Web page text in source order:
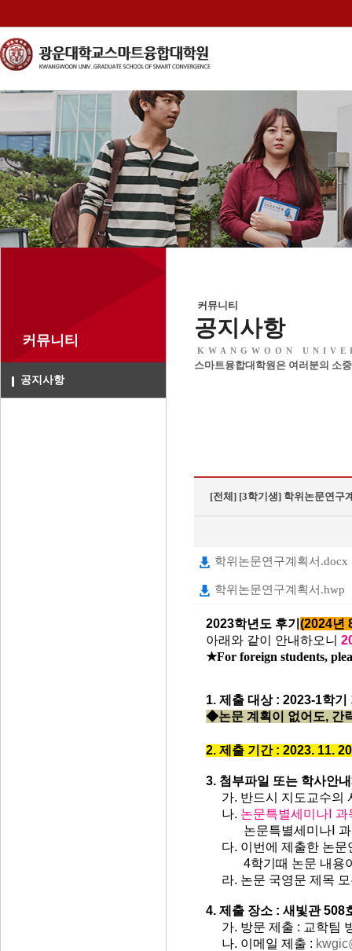
커뮤니티
공지사항
커뮤니티
공지사항
KWANGWOON
스마트융합대학원은 여러분의 소
[전체] [3학기생] 학위논문연구
학위논문연구계획서.docx
학위논문연구계획서.hwp
2023학년도 후기 (2024년
아래와 같이 안내하오니
★For foreign students,
1. 제출 대상 : 2023-1학기
◆논문 계획이 없어도, 간
2. 제출 기간 : 2023. 11.
3. 첨부파일 또는 학사안
가. 반드시 지도교수의
나. 논문특별세미나Ⅰ
논문특별세미나Ⅰ 과목
다. 이번에 제출한 논문
4학기때 논문 내용
라. 논문 국영문 제목
4. 제출 장소 : 새빛관 508
가. 방문 제출 : 교학팀
나. 이메일 제출 :